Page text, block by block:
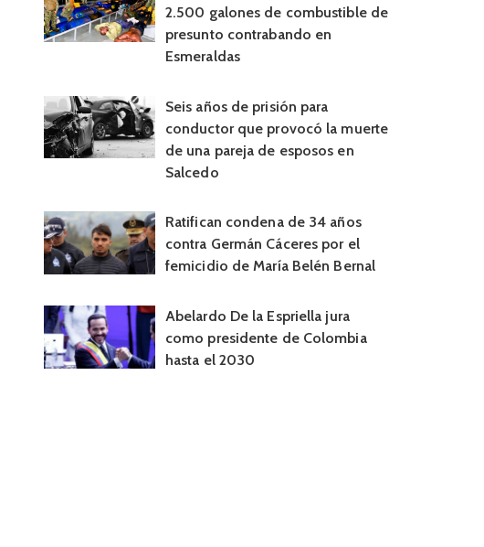
2.500 galones de combustible de
presunto contrabando en
Esmeraldas
Seis años de prisión para
conductor que provocó la muerte
de una pareja de esposos en
Salcedo
Ratifican condena de 34 años
contra Germán Cáceres por el
femicidio de María Belén Bernal
Abelardo De la Espriella jura
como presidente de Colombia
hasta el 2030